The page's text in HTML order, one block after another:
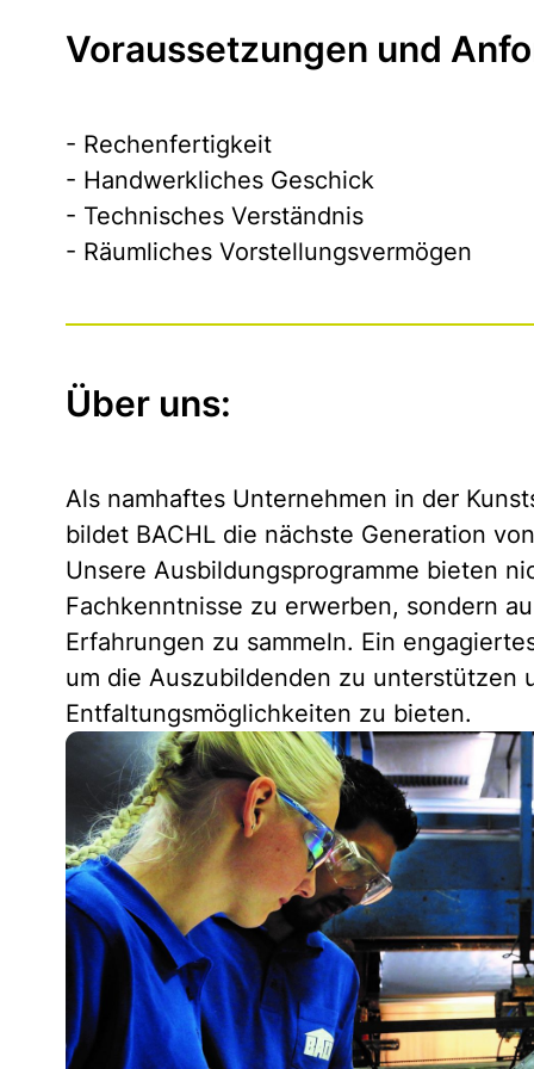
Voraussetzungen und
- Rechenfertigkeit
- Handwerkliches Geschick
- Technisches Verständnis
- Räumliches Vorstellungsvermögen
Über uns:
Als namhaftes Unternehmen in der
bildet BACHL die nächste Generation
Unsere Ausbildungsprogramme bieten
Fachkenntnisse zu erwerben, sondern
Erfahrungen zu sammeln. Ein
um die Auszubildenden zu unterstützen
Entfaltungsmöglichkeiten zu bieten.